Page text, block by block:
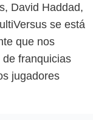
David Haddad,
se está
que nos
franquicias
jugadores